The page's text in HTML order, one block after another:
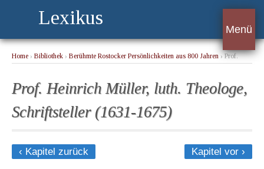
Lexikus
Menü
Home › Bibliothek › Berühmte Rostocker Persönlichkeiten aus 800 Jahren › Prof.
Prof. Heinrich Müller, luth. Theologe,
Schriftsteller (1631-1675)
‹ Kapitel zurück Kapitel vor ›